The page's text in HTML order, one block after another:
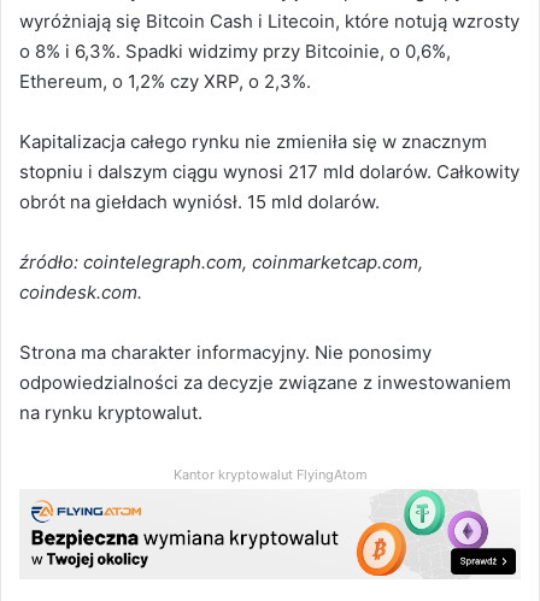
wyróżniają się Bitcoin Cash i Litecoin, które notują wzrosty
o 8% i 6,3%. Spadki widzimy przy Bitcoinie, o 0,6%,
Ethereum, o 1,2% czy XRP, o 2,3%.
Kapitalizacja całego rynku nie zmieniła się w znacznym
stopniu i dalszym ciągu wynosi 217 mld dolarów. Całkowity
obrót na giełdach wyniósł. 15 mld dolarów.
źródło: cointelegraph.com, coinmarketcap.com,
coindesk.com.
Strona ma charakter informacyjny. Nie ponosimy
odpowiedzialności za decyzje związane z inwestowaniem
na rynku kryptowalut.
Kantor kryptowalut FlyingAtom